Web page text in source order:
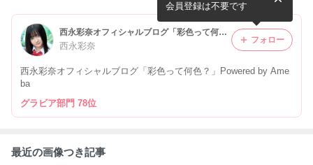
西永彩奈オフィシャルブログ「彩色って何色？」Powered by Ameba
西永彩奈
西永彩奈オフィシャルブログ「彩色って何色？」Powered by Ame
ba
会員登録は不要です
フォロー
グラビア部門 78位
最近の画像つき記事